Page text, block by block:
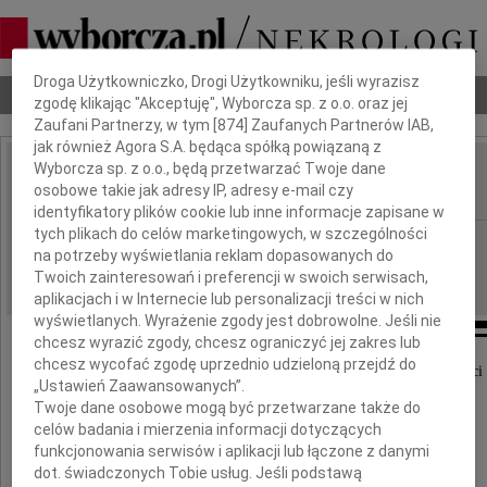
Nekrologi Odeszli Poradnik pogrzebowy
IMIĘ I NAZWISKO: Janusz Drob
REGION: Radom
DATA EMISJI: 04.02.2011
Ze smutkiem przyjęliśmy wiadomość o śmierci
prof. dr. hab.
Janusza Droba
Dbamy o Twoją prywatność
Droga Użytkowniczko, Drogi Użytkowniku, jeśli wyrazisz
zgodę klikając "Akceptuję", Wyborcza sp. z o.o. oraz jej
Zaufani Partnerzy, w tym [874 ] Zaufanych Partnerów IAB,
jak również Agora S.A. będąca spółką powiązaną z
Wyborcza sp. z o.o., będą przetwarzać Twoje dane
osobowe takie jak adresy IP, adresy e-mail czy
identyfikatory plików cookie lub inne informacje zapisane w
tych plikach do celów marketingowych, w szczególności
na potrzeby wyświetlania reklam dopasowanych do
Twoich zainteresowań i preferencji w swoich serwisach,
aplikacjach i w Internecie lub personalizacji treści w nich
wyświetlanych. Wyrażenie zgody jest dobrowolne. Jeśli nie
chcesz wyrazić zgody, chcesz ograniczyć jej zakres lub
chcesz wycofać zgodę uprzednio udzieloną przejdź do
„Ustawień Zaawansowanych”.
Twoje dane osobowe mogą być przetwarzane także do
celów badania i mierzenia informacji dotyczących
funkcjonowania serwisów i aplikacji lub łączone z danymi
dot. świadczonych Tobie usług. Jeśli podstawą